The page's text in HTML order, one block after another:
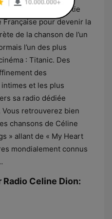
Céline Dion est partie
Française pour devenir la
de la chanson de l’un
l’un des plus
: Titanic. Des
des
et les plus
sa radio dédiée
Vous retrouverez bien
chansons de Céline
» allant de « My Heart
mondialement connus
Celine Dion: